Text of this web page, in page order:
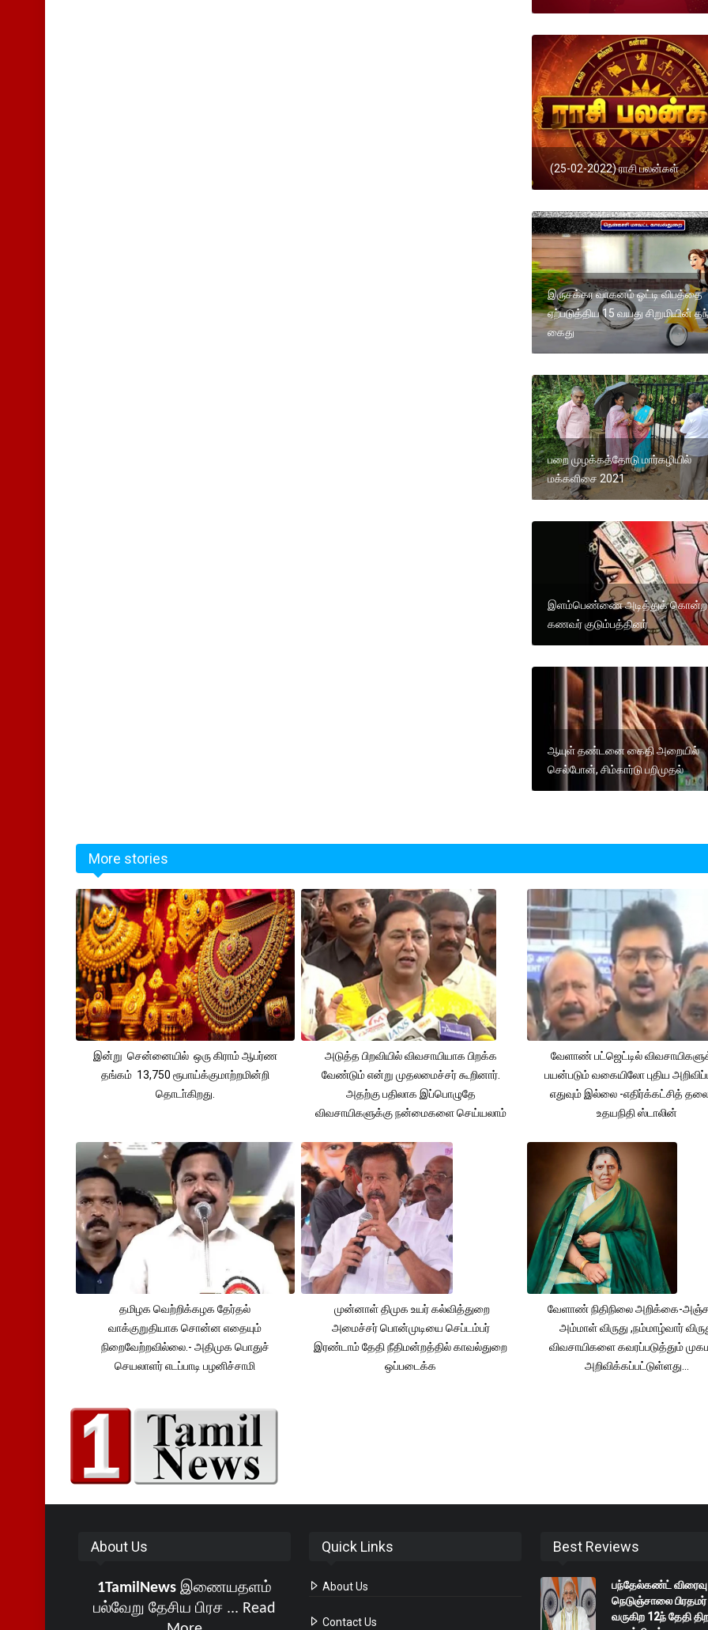
(25-02-2022) ராசி பலன்கள்
இருசக்கர வாகனம் ஓட்டி விபத்தை
ஏற்படுத்திய 15 வயது சிறுமியின்
கைது
பறை முழக்கத்தோடு மார்கழியில்
மக்களிசை 2021
இளம்பெண்ணை அடித்துக் கொன்ற
கணவர் குடும்பத்தினர்
ஆயுள் தண்டனை கைதி அறையில்
செல்போன், சிம்கார்டு பறிமுதல்
More stories
இன்று சென்னையில் ஒரு கிராம் ஆபர்ண
தங்கம் 13,750 ரூபாய்க்குமாற்றமின்றி
தொடா்கிறது.
அடுத்த பிறவியில் விவசாயியாக பிறக்க
வேண்டும் என்று முதலமைச்சர் கூறினார்.
அதற்கு பதிலாக இப்பொழுதே
விவசாயிகளுக்கு நன்மைகளை செய்யலாம்
வேளாண் பட்ஜெட்டில்
பயன்படும் வகையிலோ புதிய
எதுவும் இல்லை -எதிர்க்கட்சித்
உதயநிதி ஸ்டாலின்
தமிழக வெற்றிக்கழக தேர்தல்
வாக்குறுதியாக சொன்ன எதையும்
நிறைவேற்றவில்லை.- அதிமுக பொதுச்
செயலாளர் எடப்பாடி பழனிச்சாமி
முன்னாள் திமுக உயர் கல்வித்துறை
அமைச்சர் பொன்முடியை செப்டம்பர்
இரண்டாம் தேதி நீதிமன்றத்தில் காவல்துறை
ஒப்படைக்க
வேளாண் நிதிநிலை அறிக்கை-
அம்மாள் விருது ,நம்மாழ்வார்
விவசாயிகளை கவரப்படுத்தும்
அறிவிக்கப்பட்டுள்ளது...
About Us
1TamilNewsஇணையதளம்
பல்வேறு தேசிய பிரச ... Read
Quick Links
About Us
Contact Us
Best Reviews
பந்தேல்கண்ட் விரைவு
நெடுஞ்சாலை
வருகிற 12ந் தேதி